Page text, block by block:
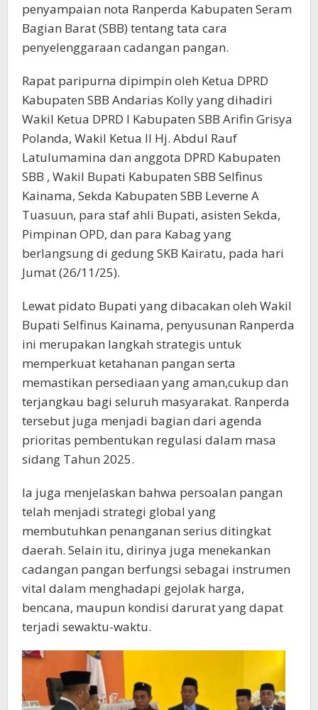
penyampaian nota Ranperda Kabupaten Seram
Bagian Barat (SBB) tentang tata cara
penyelenggaraan cadangan pangan.
Rapat paripurna dipimpin oleh Ketua DPRD
Kabupaten SBB Andarias Kolly yang dihadiri
Wakil Ketua DPRD I Kabupaten SBB Arifin Grisya
Polanda, Wakil Ketua II Hj. Abdul Rauf
Latulumamina dan anggota DPRD Kabupaten
SBB , Wakil Bupati Kabupaten SBB Selfinus
Kainama, Sekda Kabupaten SBB Leverne A
Tuasuun, para staf ahli Bupati, asisten Sekda,
Pimpinan OPD, dan para Kabag yang
berlangsung di gedung SKB Kairatu, pada hari
Jumat (26/11/25).
Lewat pidato Bupati yang dibacakan oleh Wakil
Bupati Selfinus Kainama, penyusunan Ranperda
ini merupakan langkah strategis untuk
memperkuat ketahanan pangan serta
memastikan persediaan yang aman,cukup dan
terjangkau bagi seluruh masyarakat. Ranperda
tersebut juga menjadi bagian dari agenda
prioritas pembentukan regulasi dalam masa
sidang Tahun 2025.
Ia juga menjelaskan bahwa persoalan pangan
telah menjadi strategi global yang
membutuhkan penanganan serius ditingkat
daerah. Selain itu, dirinya juga menekankan
cadangan pangan berfungsi sebagai instrumen
vital dalam menghadapi gejolak harga,
bencana, maupun kondisi darurat yang dapat
terjadi sewaktu-waktu.